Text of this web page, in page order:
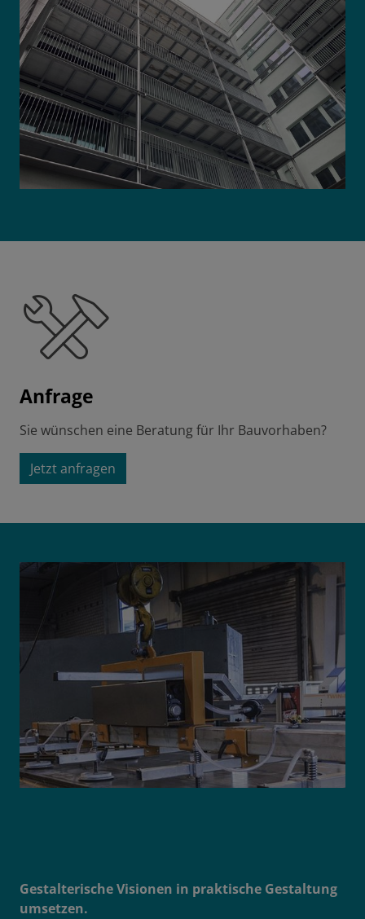
Anfrage
Sie wünschen eine Beratung für Ihr Bauvorhaben?
Jetzt anfragen
Gestalterische Visionen in praktische Gestaltung
umsetzen.